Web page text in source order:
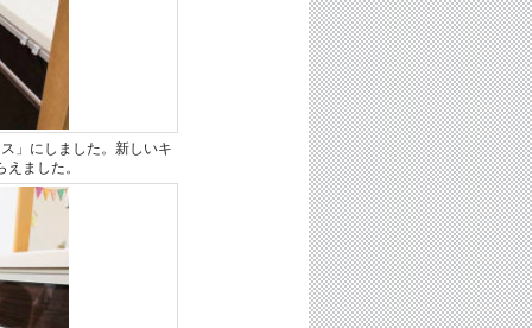
」にしました。新しいキ
ました。